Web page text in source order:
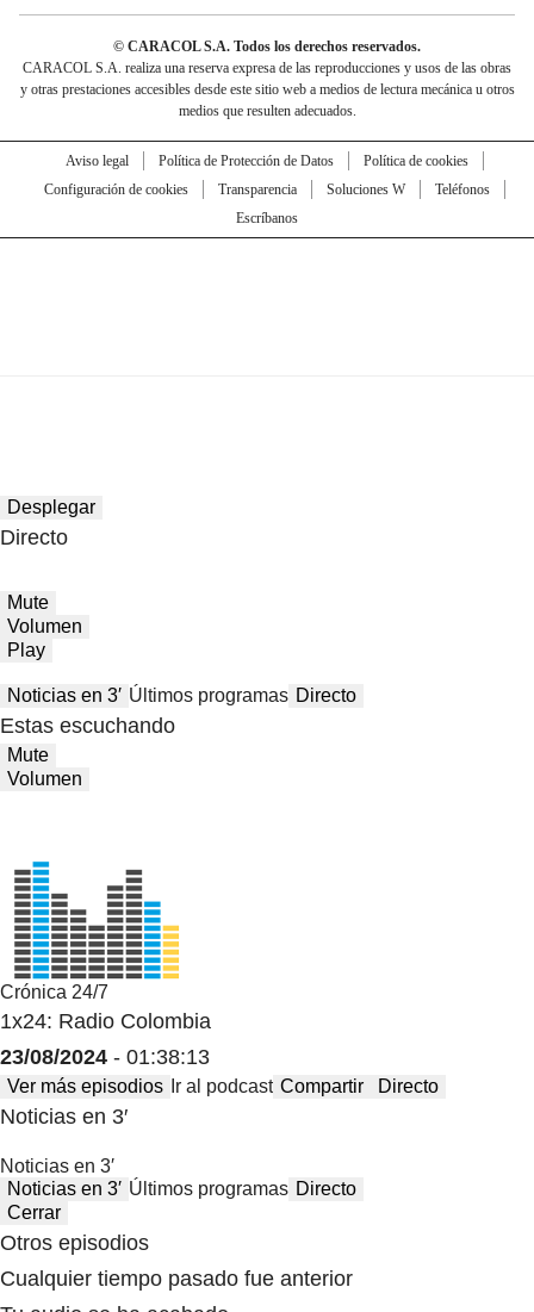
© CARACOL S.A. Todos los derechos reservados.
CARACOL S.A. realiza una reserva expresa de las reproducciones y usos de las obras
y otras prestaciones accesibles desde este sitio web a medios de lectura mecánica u otros
medios que resulten adecuados.
Aviso legal Política de Protección de Datos
Política de cookies
Configuración de cookies
Transparencia Soluciones W
Teléfonos
Escríbanos
Desplegar
Directo
Mute
Volumen
Play
Noticias en 3′ Últimos programas Directo
Estas escuchando
Mute
Volumen
Crónica 24/7
1x24: Radio Colombia
23/08/2024 - 01:38:13
Ver más episodios Ir al podcast Compartir Directo
Noticias en 3′
Noticias en 3′
Noticias en 3′ Últimos programas Directo
Cerrar
Otros episodios
Cualquier tiempo pasado fue anterior